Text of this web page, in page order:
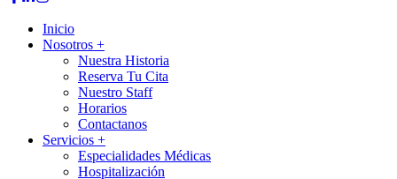
Inicio
Nosotros +
Nuestra Historia
Reserva Tu Cita
Nuestro Staff
Horarios
Contactanos
Servicios +
Especialidades Médicas
Hospitalización